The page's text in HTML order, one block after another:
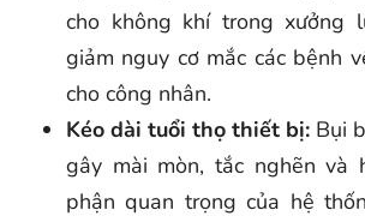
cho không khí trong xưởng
giảm nguy cơ mắc các bệnh
cho công nhân.
Kéo dài tuổi thọ thiết bị: Bụi
gây mài mòn, tắc nghẽn và
phận quan trọng của hệ